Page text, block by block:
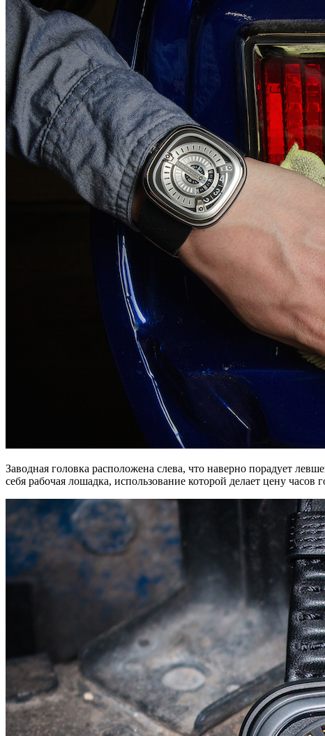
Заводная головка расположена слева, что наверно порадует
себя рабочая лошадка, использование которой делает цену часов